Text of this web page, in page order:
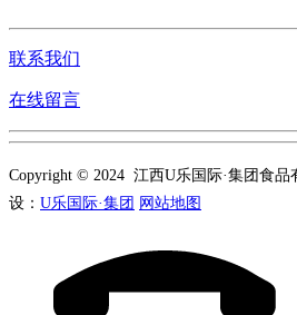
联系我们
在线留言
Copyright © 2024 江西U乐国际·集团食
设： U乐国际·集团 网站地图